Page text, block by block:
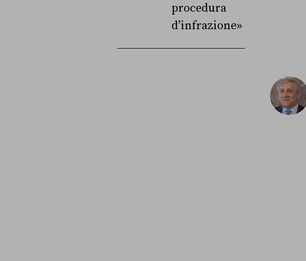
procedura
d’infrazione»